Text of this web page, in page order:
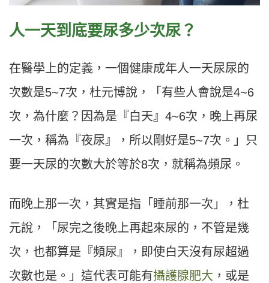
人一天到底要尿多少次尿？
在醫學上的定義，一個健康成年人一天尿尿的
次數是5~7次，杜元博說，「有些人會說是4~6
次，為什麼？因為是『白天』4~6次，晚上再尿
一次，稱為『夜尿』，所以剛好是5~7次。」只
要一天尿的次數大於等於8次，就稱為頻尿。
而晚上那一次，其實是指「睡前那一次」，杜
元說，「尿完之後晚上再起來尿的，不管是幾
次，也都算是『頻尿』，即使白天沒有尿超過
次數也是。」這代表可能有攝護腺肥大 ，或是